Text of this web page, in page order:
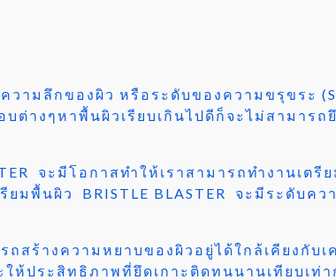
มลึกของผิว หรือระดับของความขรุขระ
างๆหาพื้นผิวเรียบเกินไปดีก็จะไม่สามารถ
จะมีโอกาสทำให้เราสามารถทำงานเตรี
มพื้นผิว BRISTLE BLASTER จะมีระดับคว
ถสร้างความหยาบของผิวอยู่ได้ใกล้เคียงกับเ
ห้ประสิทธิภาพที่ยึดเกาะติดทนนานเทียบเท่า